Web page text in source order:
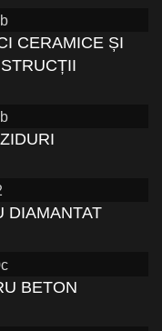
CERAMICE ȘI
DIAMANTAT
BETON